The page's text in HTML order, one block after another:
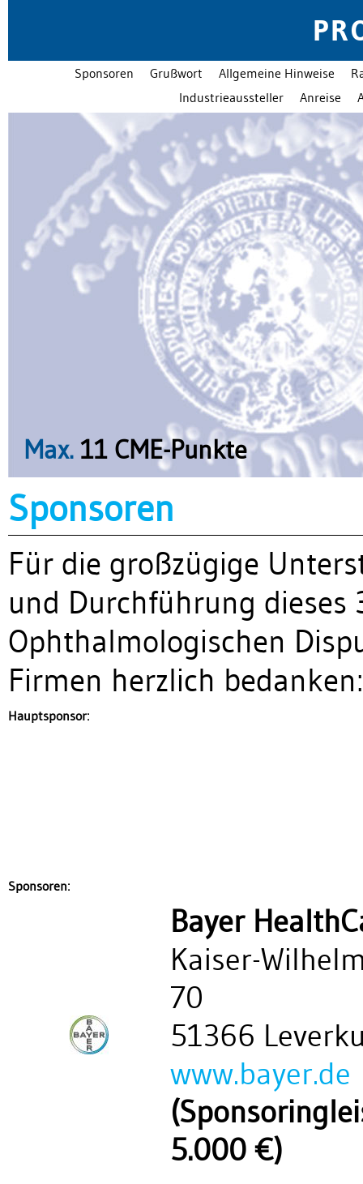
Sponsoren Grußwort Allgemeine Hinweise
Industrieaussteller
Anreise
Max. 11 CME-Punkte
Sponsoren
Für die großzügige
und Durchführung dieses
Ophthalmologischen
Firmen herzlich bedanken:
Hauptsponsor:
Sponsoren:
Bayer
Kaiser-
70
51366
www.bayer.de
5.000 €)